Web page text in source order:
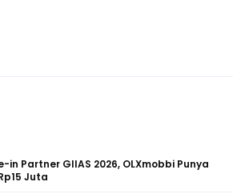
Partner GIIAS 2026, OLXmobbi Punya
Juta